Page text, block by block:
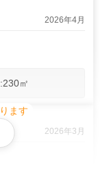
2026年4月
230㎡
2026年3月
ます